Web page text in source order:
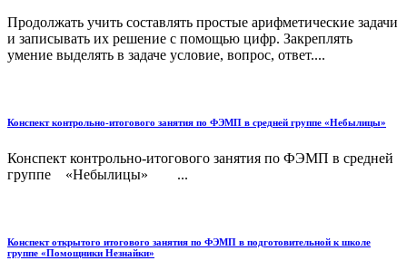
Продолжать учить составлять простые арифметические задачи
и записывать их решение с помощью цифр. Закреплять
умение выделять в задаче условие, вопрос, ответ....
Конспект контрольно-итогового занятия по ФЭМП в средней группе «Небылицы»
Конспект контрольно-итогового занятия по ФЭМП в средней
группе «Небылицы» ...
Конспект открытого итогового занятия по ФЭМП в подготовительной к школе
группе «Помощники Незнайки»